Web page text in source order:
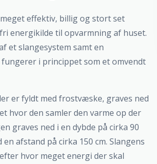
effektiv, billig og stort set
energikilde til opvarmning af huset.
et slangesystem samt en
i princippet som et omvendt
er fyldt med frostvæske, graves ned
hvor den samler den varme op der
graves ned i en dybde på cirka 90
afstand på cirka 150 cm. Slangens
hvor meget energi der skal